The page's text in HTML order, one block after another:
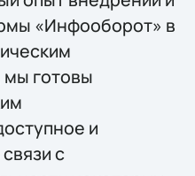
«Инфооборот» в
готовы
и
с